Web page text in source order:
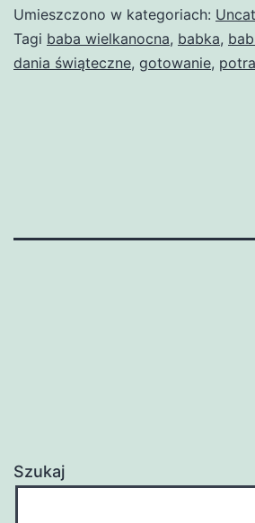
Umieszczono w kategoriach:
Tagi baba wielkanocna, babka,
dania świąteczne, gotowanie,
Szukaj